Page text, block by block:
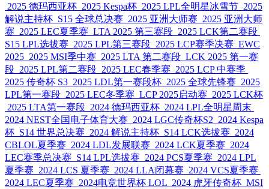
2025 德玛西亚杯 2025 Kespa杯 2025 LPL全明星冰雪节 2025
解说主持杯 S15 全球总决赛 2025 亚洲大师赛 2025 亚洲大师
赛 2025 LEC夏季赛 LTA 2025 第三赛段 2025 LCK第二赛段
S15 LPL选拔赛 2025 LPL第三赛段 2025 LCP赛季决赛 EWC
2025 2025 MSI季中赛 2025 LTA 第二赛段 LCK 2025 第一赛
段 2025 LPL第二赛段 2025 LEC春季赛 2025 LCP 中赛季
2025 传奇杯 S3 2025 LDL第一赛段杯 2025 全球先锋赛 2025
LPL第一赛段 2025 LEC冬季赛 LCP 2025启动赛 2025 LCK杯
2025 LTA第一赛段 2024 德玛西亚杯 2024 LPL全明星周末
2024 NEST全国电子体育大赛 2024 LGC传奇杯S2 2024 Kespa
杯 S14 世界总决赛 2024 解说主持杯 S14 LCK选拔赛 2024
CBLOL夏季赛 2024 LDL发展联赛 2024 LCK夏季赛 2024
LEC赛季总决赛 S14 LPL选拔赛 2024 PCS夏季赛 2024 LPL
夏季赛 2024 LCS 夏季赛 2024 LLA闭幕赛 2024 VCS夏季赛
2024 LEC夏季赛 2024电竞世界杯 LOL 2024 虎牙传奇杯 MSI